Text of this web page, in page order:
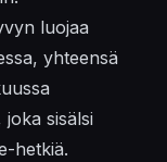
luojaa
yhteensä
sisälsi
hetkiä.